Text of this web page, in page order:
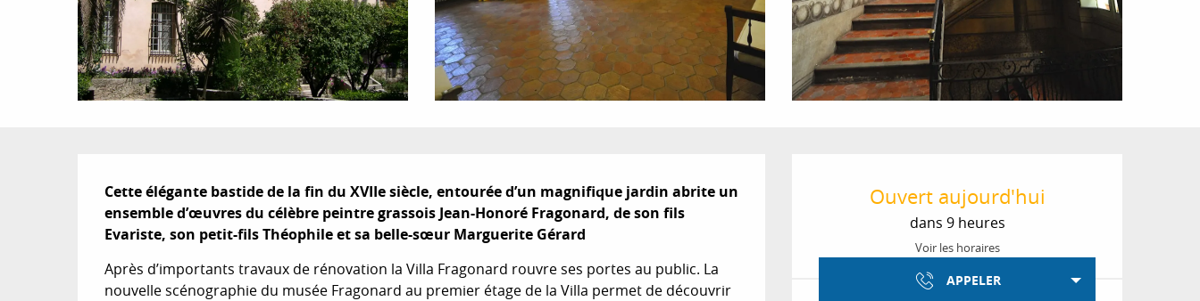
Ouverture et
Ouvert aujourd'hui
dans 9 heures
Voir les horaires
APPELER
Description
Cette élégante bastide de la fin du XVIIe siècle, entourée d’un magnifique jardin abrite un
ensemble d’œuvres du célèbre peintre grassois Jean-Honoré Fragonard, de son fils
Evariste, son petit-fils Théophile et sa belle-sœur Marguerite Gérard
Après d’importants travaux de rénovation la Villa Fragonard rouvre ses portes au public. La
nouvelle scénographie du musée Fragonard au premier étage de la Villa permet de découvrir